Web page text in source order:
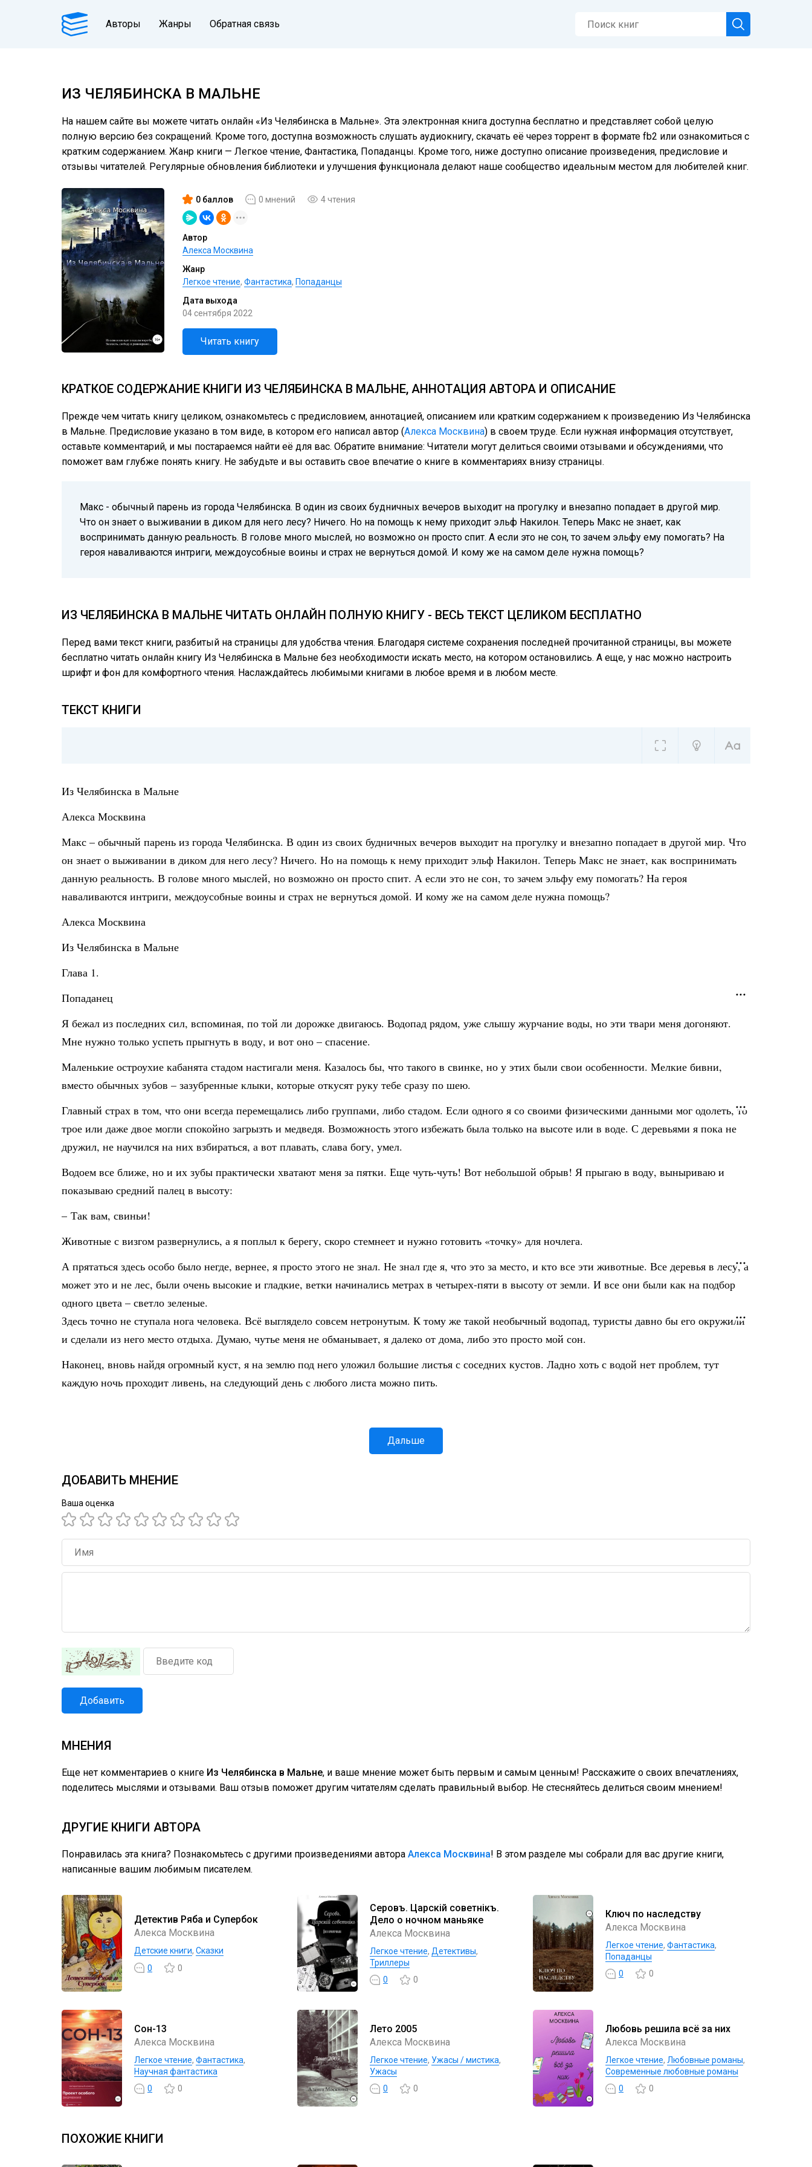
Авторы Жанры Обратная связь
ИЗ ЧЕЛЯБИНСКА В МАЛЬНЕ
На нашем сайте вы можете читать онлайн «Из Челябинска в Мальне». Эта электронная книга доступна бесплатно и представляет собой целую
полную версию без сокращений. Кроме того, доступна возможность слушать аудиокнигу, скачать её через торрент в формате fb2 или ознакомиться с
кратким содержанием. Жанр книги — Легкое чтение, Фантастика, Попаданцы. Кроме того, ниже доступно описание произведения, предисловие и
отзывы читателей. Регулярные обновления библиотеки и улучшения функционала делают наше сообщество идеальным местом для любителей книг.
0 баллов 0 мнений 4 чтения
Автор
Алекса Москвина
Жанр
Легкое чтение, Фантастика, Попаданцы
Дата выхода
04 сентября 2022
Читать книгу
КРАТКОЕ СОДЕРЖАНИЕ КНИГИ ИЗ ЧЕЛЯБИНСКА В МАЛЬНЕ, АННОТАЦИЯ АВТОРА И ОПИСАНИЕ
Прежде чем читать книгу целиком, ознакомьтесь с предисловием, аннотацией, описанием или кратким содержанием к произведению Из Челябинска
в Мальне. Предисловие указано в том виде, в котором его написал автор (Алекса Москвина) в своем труде. Если нужная информация отсутствует,
оставьте комментарий, и мы постараемся найти её для вас. Обратите внимание: Читатели могут делиться своими отзывами и обсуждениями, что
поможет вам глубже понять книгу. Не забудьте и вы оставить свое впечатие о книге в комментариях внизу страницы.
Макс - обычный парень из города Челябинска. В один из своих будничных вечеров выходит на прогулку и внезапно попадает в другой мир.
Что он знает о выживании в диком для него лесу? Ничего. Но на помощь к нему приходит эльф Накилон. Теперь Макс не знает, как
воспринимать данную реальность. В голове много мыслей, но возможно он просто спит. А если это не сон, то зачем эльфу ему помогать? На
героя наваливаются интриги, междоусобные воины и страх не вернуться домой. И кому же на самом деле нужна помощь?
ИЗ ЧЕЛЯБИНСКА В МАЛЬНЕ ЧИТАТЬ ОНЛАЙН ПОЛНУЮ КНИГУ - ВЕСЬ ТЕКСТ ЦЕЛИКОМ БЕСПЛАТНО
Перед вами текст книги, разбитый на страницы для удобства чтения. Благодаря системе сохранения последней прочитанной страницы, вы можете
бесплатно читать онлайн книгу Из Челябинска в Мальне без необходимости искать место, на котором остановились. А еще, у нас можно настроить
шрифт и фон для комфортного чтения. Наслаждайтесь любимыми книгами в любое время и в любом месте.
ТЕКСТ КНИГИ
Из Челябинска в Мальне
Алекса Москвина
Макс – обычный парень из города Челябинска. В один из своих будничных вечеров выходит на прогулку и внезапно попадает в другой мир. Что
он знает о выживании в диком для него лесу? Ничего. Но на помощь к нему приходит эльф Накилон. Теперь Макс не знает, как воспринимать
данную реальность. В голове много мыслей, но возможно он просто спит. А если это не сон, то зачем эльфу ему помогать? На героя
наваливаются интриги, междоусобные воины и страх не вернуться домой. И кому же на самом деле нужна помощь?
Алекса Москвина
Из Челябинска в Мальне
Глава 1.
Попаданец
Я бежал из последних сил, вспоминая, по той ли дорожке двигаюсь. Водопад рядом, уже слышу журчание воды, но эти твари меня догоняют.
Мне нужно только успеть прыгнуть в воду, и вот оно – спасение.
Маленькие остроухие кабанята стадом настигали меня. Казалось бы, что такого в свинке, но у этих были свои особенности. Мелкие бивни,
вместо обычных зубов – зазубренные клыки, которые откусят руку тебе сразу по шею.
Главный страх в том, что они всегда перемещались либо группами, либо стадом. Если одного я со своими физическими данными мог одолеть, то
трое или даже двое могли спокойно загрызть и медведя. Возможность этого избежать была только на высоте или в воде. С деревьями я пока не
дружил, не научился на них взбираться, а вот плавать, слава богу, умел.
Водоем все ближе, но и их зубы практически хватают меня за пятки. Еще чуть-чуть! Вот небольшой обрыв! Я прыгаю в воду, выныриваю и
показываю средний палец в высоту:
– Так вам, свиньи!
Животные с визгом развернулись, а я поплыл к берегу, скоро стемнеет и нужно готовить «точку» для ночлега.
А прятаться здесь особо было негде, вернее, я просто этого не знал. Не знал где я, что это за место, и кто все эти животные. Все деревья в лесу, а
может это и не лес, были очень высокие и гладкие, ветки начинались метрах в четырех-пяти в высоту от земли. И все они были как на подбор
одного цвета – светло зеленые.
Здесь точно не ступала нога человека. Всё выглядело совсем нетронутым. К тому же такой необычный водопад, туристы давно бы его окружили
и сделали из него место отдыха. Думаю, чутье меня не обманывает, я далеко от дома, либо это просто мой сон.
Наконец, вновь найдя огромный куст, я на землю под него уложил большие листья с соседних кустов. Ладно хоть с водой нет проблем, тут
каждую ночь проходит ливень, на следующий день с любого листа можно пить.
Дальше
ДОБАВИТЬ МНЕНИЕ
Ваша оценка
Добавить
МНЕНИЯ
Еще нет комментариев о книге Из Челябинска в Мальне, и ваше мнение может быть первым и самым ценным! Расскажите о своих впечатлениях,
поделитесь мыслями и отзывами. Ваш отзыв поможет другим читателям сделать правильный выбор. Не стесняйтесь делиться своим мнением!
ДРУГИЕ КНИГИ АВТОРА
Понравилась эта книга? Познакомьтесь с другими произведениями автора Алекса Москвина! В этом разделе мы собрали для вас другие книги,
написанные вашим любимым писателем.
Детектив Ряба и Супербок
Алекса Москвина
Детские книги, Сказки
0
0
Серовъ. Царскiй советнiкъ.
Дело о ночном маньяке
Алекса Москвина
Легкое чтение, Детективы,
Триллеры
0
0
Ключ по наследству
Алекса Москвина
Легкое чтение, Фантастика,
Попаданцы
0
0
Сон-13
Алекса Москвина
Легкое чтение, Фантастика,
Научная фантастика
0
0
Лето 2005
Алекса Москвина
Легкое чтение, Ужасы / мистика,
Ужасы
0
0
Любовь решила всё за них
Алекса Москвина
Легкое чтение, Любовные романы,
Современные любовные романы
0
0
ПОХОЖИЕ КНИГИ